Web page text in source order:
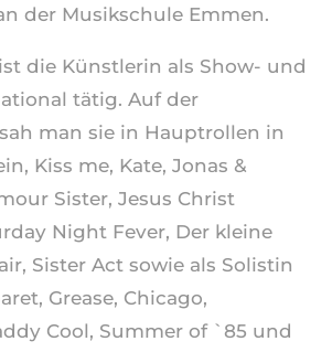
der Musikschule Emmen.
die Künstlerin als Show- und
tätig. Auf der
man sie in Hauptrollen in
Kiss me, Kate, Jonas &
Sister, Jesus Christ
Night Fever, Der kleine
Sister Act sowie als Solistin
Grease, Chicago,
Cool, Summer of `85 und